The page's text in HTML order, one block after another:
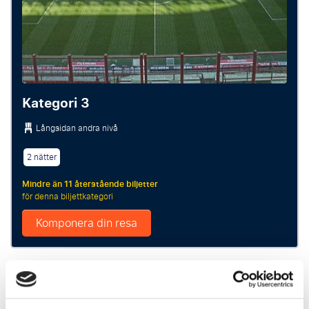
Kategori 3
Långsidan andra nivå
2 nätter
Mindre än 11 återstående biljetter
för denna biljettkategori
Komponera din resa
P.P. FRÅN